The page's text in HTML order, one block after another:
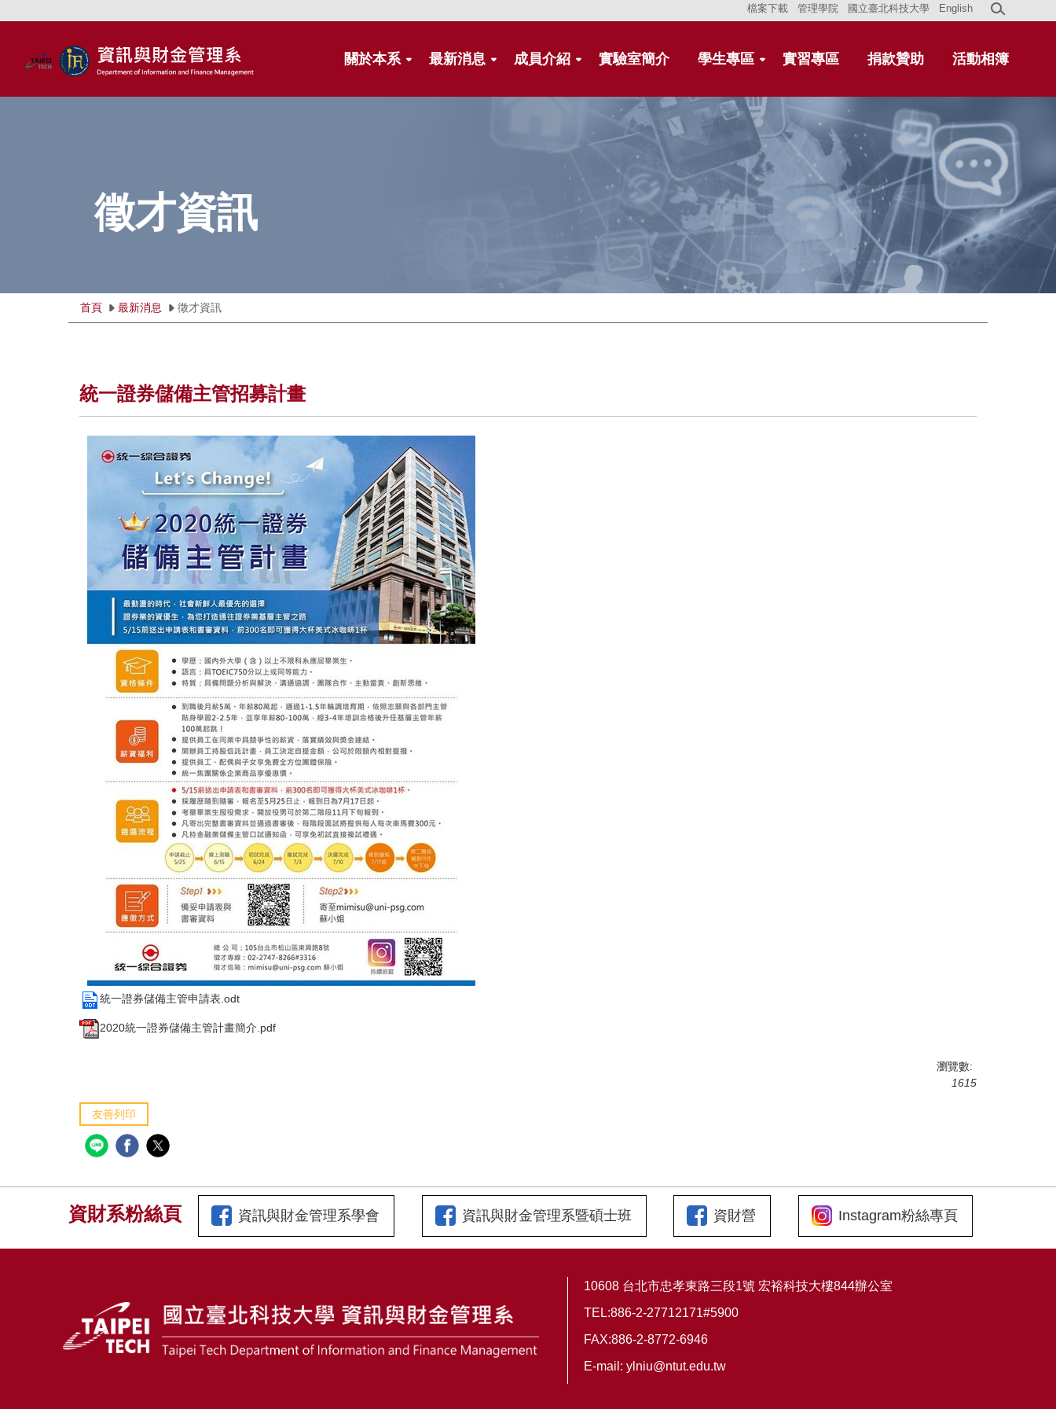
關於本系 最新消息 成員介紹 實驗室簡介 學生專區 實習專區 捐款贊助 活動相簿
檔案下載 管理學院 國立臺北科技大學 English
徵才資訊
首頁 最新消息 徵才資訊
統一證券儲備主管招募計畫
統一證券儲備主管申請表.odt
2020統一證券儲備主管計畫簡介.pdf
瀏覽數:
1615
友善列印
資財系粉絲頁 資訊與財金管理系學會 資訊與財金管理系暨碩士班 資財營 Instagram粉絲專頁
10608 台北市忠孝東路三段1號 宏裕科技大樓844辦公室
TEL:886-2-27712171#5900
FAX:886-2-8772-6946
E-mail:ylniu@ntut.edu.tw